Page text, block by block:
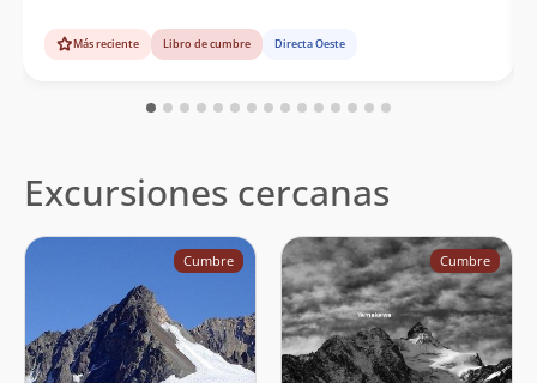
Más reciente Libro de cumbre Directa Oeste
Excursiones cercanas
Cumbre Cumbre